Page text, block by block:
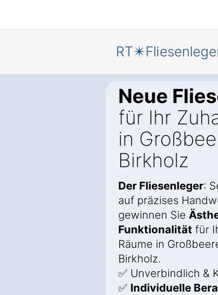
Neue
für Ihr
in
Birkholz
Der Fliesenleger:
auf präzises
gewinnen Sie
Funktionalität für
Räume in
Birkholz.
✅ Unverbindlich &
✅ Individuelle